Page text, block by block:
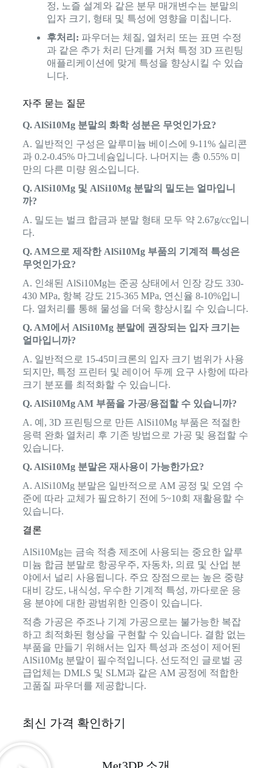
정, 노즐 설계와 같은 분무 매개변수는 분말의
입자 크기, 형태 및 특성에 영향을 미칩니다.
후처리: 파우더는 체질, 열처리 또는 표면 수정
과 같은 추가 처리 단계를 거쳐 특정 3D 프린팅
애플리케이션에 맞게 특성을 향상시킬 수 있습
니다.
자주 묻는 질문
Q. AlSi10Mg 분말의 화학 성분은 무엇인가요?
A. 일반적인 구성은 알루미늄 베이스에 9-11% 실리콘
과 0.2-0.45% 마그네슘입니다. 나머지는 총 0.55% 미
만의 다른 미량 원소입니다.
Q. AlSi10Mg 및 AlSi10Mg 분말의 밀도는 얼마입니
까?
A. 밀도는 벌크 합금과 분말 형태 모두 약 2.67g/cc입니
다.
Q. AM으로 제작한 AlSi10Mg 부품의 기계적 특성은
무엇인가요?
A. 인쇄된 AlSi10Mg는 준공 상태에서 인장 강도 330-
430 MPa, 항복 강도 215-365 MPa, 연신율 8-10%입니
다. 열처리를 통해 물성을 더욱 향상시킬 수 있습니다.
Q. AM에서 AlSi10Mg 분말에 권장되는 입자 크기는
얼마입니까?
A. 일반적으로 15-45미크론의 입자 크기 범위가 사용
되지만, 특정 프린터 및 레이어 두께 요구 사항에 따라
크기 분포를 최적화할 수 있습니다.
Q. AlSi10Mg AM 부품을 가공/용접할 수 있습니까?
A. 예, 3D 프린팅으로 만든 AlSi10Mg 부품은 적절한
응력 완화 열처리 후 기존 방법으로 가공 및 용접할 수
있습니다.
Q. AlSi10Mg 분말은 재사용이 가능한가요?
A. AlSi10Mg 분말은 일반적으로 AM 공정 및 오염 수
준에 따라 교체가 필요하기 전에 5~10회 재활용할 수
있습니다.
결론
AlSi10Mg는 금속 적층 제조에 사용되는 중요한 알루
미늄 합금 분말로 항공우주, 자동차, 의료 및 산업 분
야에서 널리 사용됩니다. 주요 장점으로는 높은 중량
대비 강도, 내식성, 우수한 기계적 특성, 까다로운 응
용 분야에 대한 광범위한 인증이 있습니다.
적층 가공은 주조나 기계 가공으로는 불가능한 복잡
하고 최적화된 형상을 구현할 수 있습니다. 결함 없는
부품을 만들기 위해서는 입자 특성과 조성이 제어된
AlSi10Mg 분말이 필수적입니다. 선도적인 글로벌 공
급업체는 DMLS 및 SLM과 같은 AM 공정에 적합한
고품질 파우더를 제공합니다.
최신 가격 확인하기